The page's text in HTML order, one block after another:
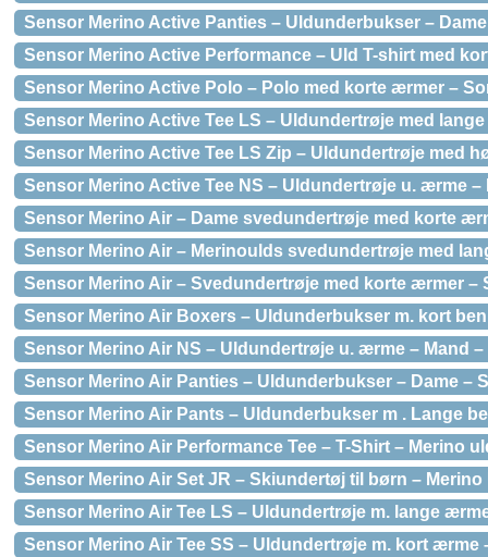
Sensor Merino Active Panties – Uldunderbukser – Dame
Sensor Merino Active Performance – Uld T-shirt med
Sensor Merino Active Polo – Polo med korte ærmer –
Sensor Merino Active Tee LS – Uldundertrøje med
Sensor Merino Active Tee LS Zip – Uldundertrøje med
Sensor Merino Active Tee NS – Uldundertrøje u. ærme –
Sensor Merino Air – Dame svedundertrøje med korte
Sensor Merino Air – Merinoulds svedundertrøje med
Sensor Merino Air – Svedundertrøje med korte ærmer –
Sensor Merino Air Boxers – Uldunderbukser m. kort ben
Sensor Merino Air NS – Uldundertrøje u. ærme – Mand –
Sensor Merino Air Panties – Uldunderbukser – Dame –
Sensor Merino Air Pants – Uldunderbukser m . Lange
Sensor Merino Air Performance Tee – T-Shirt – Merino
Sensor Merino Air Set JR – Skiundertøj til børn – Merino
Sensor Merino Air Tee LS – Uldundertrøje m. lange
Sensor Merino Air Tee SS – Uldundertrøje m. kort ærme